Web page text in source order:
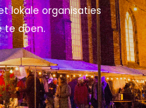
lokale organisaties
te doen.